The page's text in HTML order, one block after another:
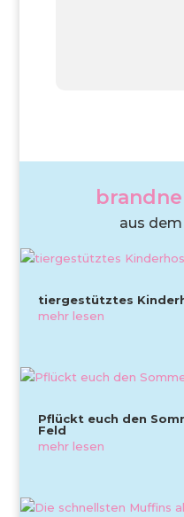
aus
tiergestütztes
mehr lesen
Pflückt euch den
Feld
mehr lesen